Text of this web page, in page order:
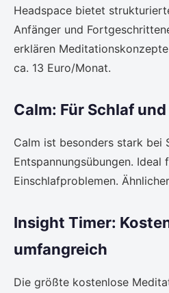
Headspace bietet
Anfänger und
erklären
ca. 13 Euro/Monat.
Calm: Für Schlaf
Calm ist besonders stark bei
Entspannungsübungen. Ideal
Einschlafproblemen.
Insight Timer:
umfangreich
Die größte kostenlose